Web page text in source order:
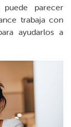
parecer
trabaja con
ayudarlos a